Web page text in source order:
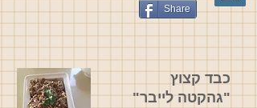
Share
כבד קצוץ
"גהקטה לייבר"